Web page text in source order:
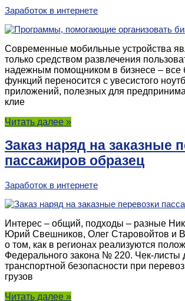
Заработок в интернете
Современные мобильные устройства
только средством развлечения
надежным помощником в бизнесе – все
функций переносится с увесистого
приложений, полезных для
клие
Читать далее »
Заказ наряд на заказные
пассажиров образец
Заработок в интернете
Интерес – общий, подходы – разные
Юрий Свешников, Олег Старовойтов и
о том, как в регионах реализуются
Федерального закона № 220. Чек-листы
транспортной безопасности при
грузов
Читать далее »